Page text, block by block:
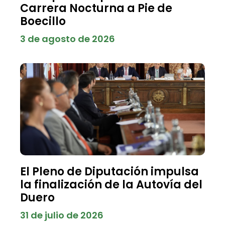
Carrera Nocturna a Pie de
Boecillo
3 de agosto de 2026
El Pleno de Diputación impulsa
la finalización de la Autovía del
Duero
31 de julio de 2026